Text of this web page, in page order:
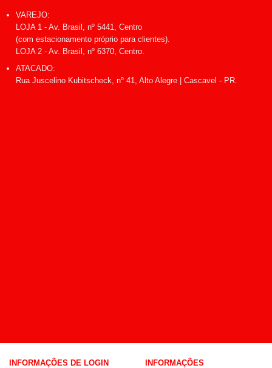
VAREJO:
LOJA 1 - Av. Brasil, nº 5441, Centro
(com estacionamento próprio para clientes).
LOJA 2 - Av. Brasil, nº 6370, Centro.
ATACADO:
Rua Juscelino Kubitscheck, nº 41, Alto Alegre | Cascavel - PR.
INFORMAÇÕES DE LOGIN INFORMAÇÕES